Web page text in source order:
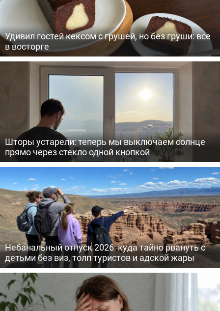
Удивил гостей кексом с грушей, но без груши: все
в восторге
Шторы устарели: теперь мы выключаем солнце
прямо через стекло одной кнопкой
Небанальный отпуск 2026: куда тайно рвануть с
детьми без виз, толп туристов и адской жары